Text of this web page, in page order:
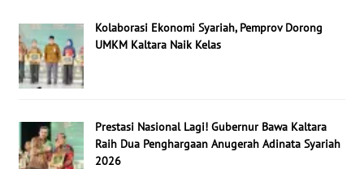
Kolaborasi Ekonomi Syariah, Pemprov Dorong
UMKM Kaltara Naik Kelas
Prestasi Nasional Lagi! Gubernur Bawa Kaltara
Raih Dua Penghargaan Anugerah Adinata Syariah
2026